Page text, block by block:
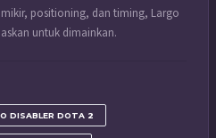
positioning, dan timing, Largo
untuk dimainkan.
DISABLER DOTA 2